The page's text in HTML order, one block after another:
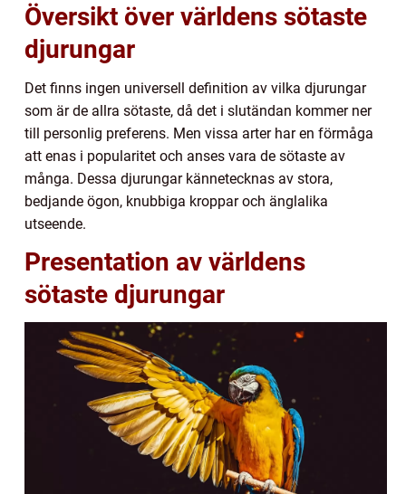
Översikt över världens sötaste
djurungar
Det finns ingen universell definition av vilka djurungar
som är de allra sötaste, då det i slutändan kommer ner
till personlig preferens. Men vissa arter har en förmåga
att enas i popularitet och anses vara de sötaste av
många. Dessa djurungar kännetecknas av stora,
bedjande ögon, knubbiga kroppar och änglalika
utseende.
Presentation av världens
sötaste djurungar